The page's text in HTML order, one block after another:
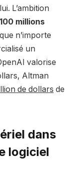
L’ambition
100 millions
n’importe
un
valorise
Altman
de dollars de
dans
logiciel